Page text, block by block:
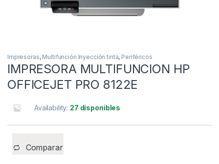
Impresoras, Multifunción Inyección tinta, Periféricos
IMPRESORA MULTIFUNCION HP
OFFICEJET PRO 8122E
Availability: 27 disponibles
Comparar